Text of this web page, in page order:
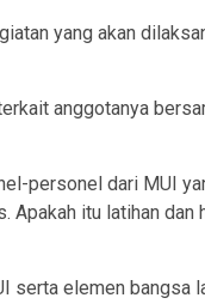
yang akan
anggotanya
personel dari MUI
itu latihan
elemen bangsa